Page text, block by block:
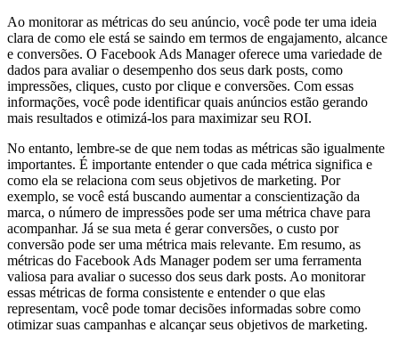
Ao monitorar as métricas do seu anúncio, você pode ter uma ideia
clara de como ele está se saindo em termos de engajamento, alcance
e conversões. O Facebook Ads Manager oferece uma variedade de
dados para avaliar o desempenho dos seus dark posts, como
impressões, cliques, custo por clique e conversões. Com essas
informações, você pode identificar quais anúncios estão gerando
mais resultados e otimizá-los para maximizar seu ROI.
No entanto, lembre-se de que nem todas as métricas são igualmente
importantes. É importante entender o que cada métrica significa e
como ela se relaciona com seus objetivos de marketing. Por
exemplo, se você está buscando aumentar a conscientização da
marca, o número de impressões pode ser uma métrica chave para
acompanhar. Já se sua meta é gerar conversões, o custo por
conversão pode ser uma métrica mais relevante. Em resumo, as
métricas do Facebook Ads Manager podem ser uma ferramenta
valiosa para avaliar o sucesso dos seus dark posts. Ao monitorar
essas métricas de forma consistente e entender o que elas
representam, você pode tomar decisões informadas sobre como
otimizar suas campanhas e alcançar seus objetivos de marketing.